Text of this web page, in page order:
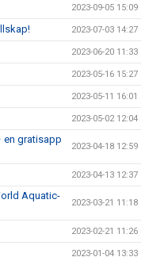
2023-09-05 15:09
2023-07-03 14:27
2023-06-20 11:33
2023-05-16 15:27
2023-05-11 16:01
2023-05-02 12:04
en gratisapp
2023-04-18 12:59
2023-04-13 12:37
Aquatic-
2023-03-21 11:18
2023-02-21 11:26
2023-01-04 13:33